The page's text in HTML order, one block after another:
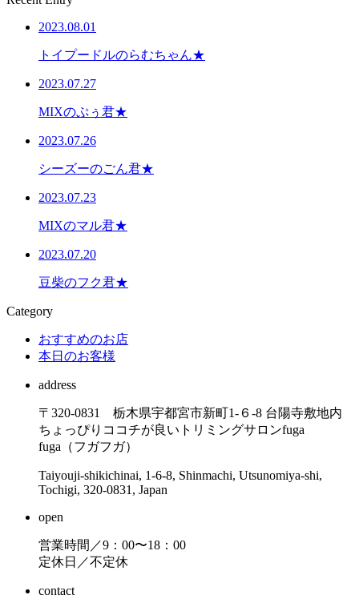
2023.08.01
トイプードルのらむちゃん★
2023.07.27
MIXのぷぅ君★
2023.07.26
シーズーのごん君★
2023.07.23
MIXのマル君★
2023.07.20
豆柴のフク君★
Category
おすすめのお店
本日のお客様
address
〒320-0831 栃木県宇都宮市新町1-６-8 台陽寺敷地内
ちょっぴりココチが良いトリミングサロンfuga
fuga（フガフガ）
Taiyouji-shikichinai, 1-6-8, Shinmachi, Utsunomiya-shi,
Tochigi, 320-0831, Japan
open
営業時間／9：00〜18：00
定休日／不定休
contact